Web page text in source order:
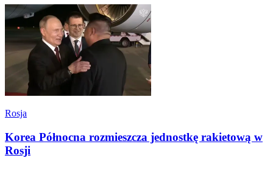
Rosja
Korea Północna rozmieszcza jednostkę rakietową w
Rosji